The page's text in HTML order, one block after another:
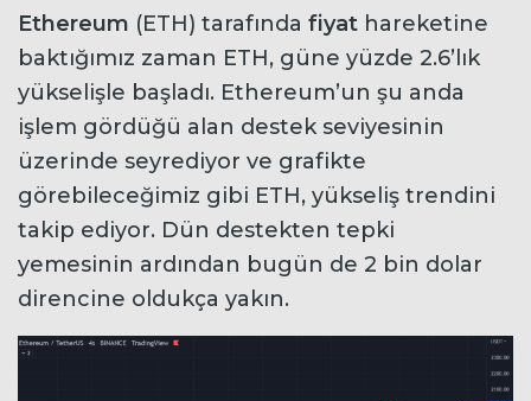
Ethereum (ETH) tarafında fiyat hareketine
baktığımız zaman ETH, güne yüzde 2.6’lık
yükselişle başladı. Ethereum’un şu anda
işlem gördüğü alan destek seviyesinin
üzerinde seyrediyor ve grafikte
görebileceğimiz gibi ETH, yükseliş trendini
takip ediyor. Dün destekten tepki
yemesinin ardından bugün de 2 bin dolar
direncine oldukça yakın.